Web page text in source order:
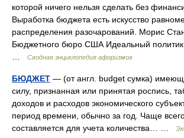
которой ничего нельзя сделать без
Выработка бюджета есть искусство
распределения разочарований. Морис
Бюджетного бюро США Идеальный политик
Сводная энциклопедия афоризмов
БЮДЖЕТ — (от англ. budget сумка)
силу, признанная или принятая роспись,
доходов и расходов экономического
период времени, обычно за год. Чаще
составляется для учета количества… …